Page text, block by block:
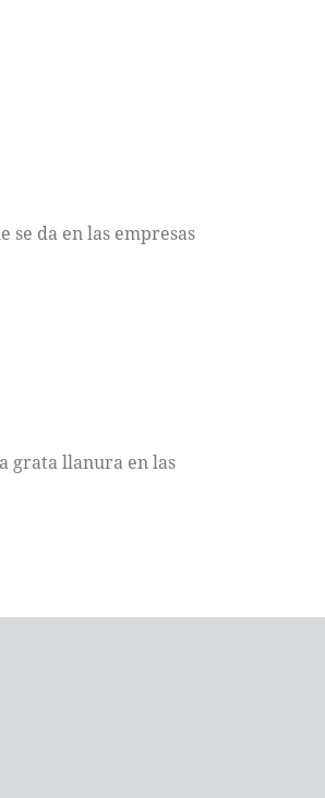
se da en las empresas
grata llanura en las